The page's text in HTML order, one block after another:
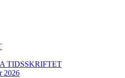
TIDSSKRIFTET
2026